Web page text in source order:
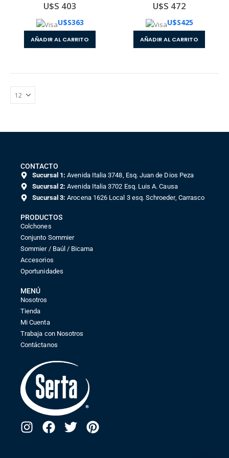
U$S 403
U$S363
AÑADIR AL CARRITO
U$S 472
U$S425
AÑADIR AL CARRITO
CONTACTO
Sucursal 1: Avenida Italia 3748, Esq. Juan de Dios Peza
Sucursal 2: Avenida Italia 3702 Esq. Luis A. Causa
Sucursal 3: Arocena 1626 Local 3 esq. Schroeder, Carrasco
PRODUCTOS
Colchones
Conjunto Sommier
Sommier / Baúl / Bicama
Accesorios
Oportunidades
MENÚ
Nosotros
Tienda
Mi Cuenta
Trabaja con Nosotros
Contáctanos